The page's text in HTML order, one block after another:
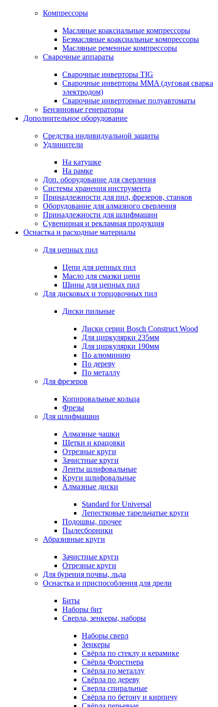
Компрессоры
Масляные коаксиальные компрессоры
Безмасляные коаксиальные компрессоры
Масляные ременные компрессоры
Сварочные аппараты
Сварочные инверторы TIG
Сварочные инверторы MMA (дуговая сварка
электродом)
Сварочные инверторные полуавтоматы
Бензиновые генераторы
Дополнительное оборудование
Средства индивидуальной защиты
Удлинители
На катушке
На рамке
Доп. оборудование для сверления
Системы хранения инструмента
Принадлежности для пил, фрезеров, станков
Оборудование для алмазного сверления
Принадлежности для шлифмашин
Сувенирная и рекламная продукция
Оснастка и расходные материалы
Для цепных пил
Цепи для цепных пил
Масло для смазки цепи
Шины для цепных пил
Для дисковых и торцовочных пил
Диски пильные
Диски серии Bosch Construct Wood
Для циркулярки 235мм
Для циркулярки 190мм
По алюминию
По дереву
По металлу
Для фрезеров
Копировальные кольца
Фрезы
Для шлифмашин
Алмазные чашки
Щетки и крацовки
Отрезные круги
Зачистные круги
Ленты шлифовальные
Круги шлифовальные
Алмазные диски
Standard for Universal
Лепестковые тарельчатые круги
Подошвы, прочее
Пылесборники
Абразивные круги
Зачистные круги
Отрезные круги
Для бурения почвы, льда
Оснастка и приспособления для дрели
Биты
Наборы бит
Сверла, зенкеры, наборы
Наборы сверл
Зенкеры
Свёрла по стеклу и керамике
Свёрла Форстнера
Свёрла по металлу
Свёрла по дереву
Сверла спиральные
Свёрла по бетону и кирпичу